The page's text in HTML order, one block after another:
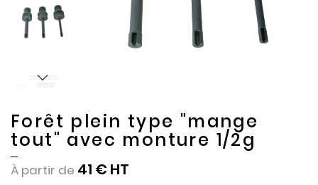
Forêt plein type "mange
tout" avec monture 1/2g
À partir de 41 €